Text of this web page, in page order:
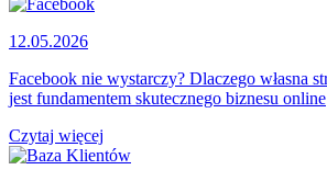
12.05.2026
Facebook nie wystarczy? Dlaczego własna
jest fundamentem skutecznego biznesu online
Czytaj więcej